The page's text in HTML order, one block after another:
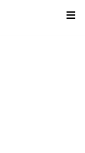
≡